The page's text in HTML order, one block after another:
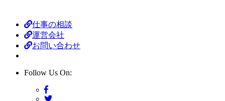
仕事の相談
運営会社
お問い合わせ
Follow Us On: